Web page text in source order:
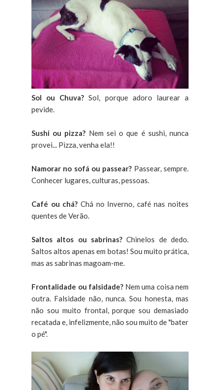
Sol ou Chuva? Sol, porque adoro laurear a
pevide.
Sushi ou pizza? Nem sei o que é sushi, nunca
provei... Pizza, venha ela!!
Namorar no sofá ou passear? Passear, sempre.
Conhecer lugares, culturas, pessoas.
Café ou chá? Chá no Inverno, café nas noites
quentes de Verão.
Saltos altos ou sabrinas?Chinelos de dedo.
Saltos altos apenas em botas! Sou muito prática,
mas as sabrinas magoam-me.
Frontalidade ou falsidade? Nem uma coisa nem
outra. Falsidade não, nunca. Sou honesta, mas
não sou muito frontal, porque sou demasiado
recatada e, infelizmente, não sou muito de "bater
o pé".